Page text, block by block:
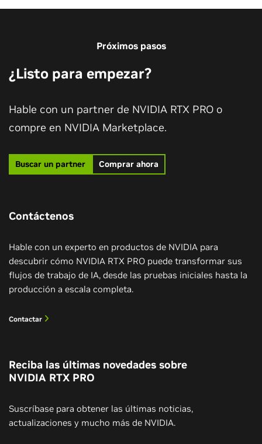
July 20, 2026
AI
graphics breakthroughs are transforming media,
content creation and robotics.
June 13, 2025
Transform your PDFs into personalized audio
Blueprint.
Ver más casos de éxito
Creación de gemelos digitales de ingeniería
asistida por ordenador en tiempo real con
Descubra cómo los planos técnicos de Omniverse
tiempo real para la simulación de CFD (dinámica de
fluidos computacional) para hacer avanzar los
diseños de coches, aviones, barcos y muchos otros
productos.
Ver el vídeo (01:50)
Próximos pasos
¿Listo para empezar?
Hable con un partner de NVIDIA RTX PRO o
compre en NVIDIA Marketplace.
Buscar un partner Comprar ahora
Contáctenos
Hable con un experto en productos de NVIDIA para
descubrir cómo NVIDIA RTX PRO puede transformar sus
flujos de trabajo de IA, desde las pruebas iniciales hasta la
producción a escala completa.
Contactar
Reciba las últimas novedades sobre
NVIDIA RTX PRO
Suscríbase para obtener las últimas noticias,
actualizaciones y mucho más de NVIDIA.